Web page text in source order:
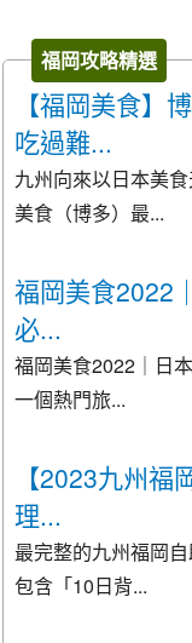
福岡攻略精選
【福岡美食】
吃過難...
九州向來以日本美
美食（博多）最...
福岡美食2022
必...
福岡美食2022｜日
一個熱門旅...
【2023九州
理...
最完整的九州福岡
包含「10日背...